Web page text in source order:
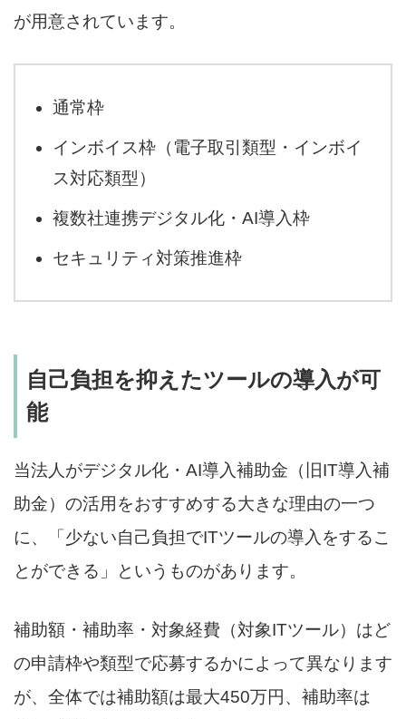
が用意されています。
通常枠
インボイス枠（電子取引類型・インボイ
ス対応類型）
複数社連携デジタル化・AI導入枠
セキュリティ対策推進枠
自己負担を抑えたツールの導入が可
能
当法人がデジタル化・AI導入補助金（旧IT導入補
助金）の活用をおすすめする大きな理由の一つ
に、「少ない自己負担でITツールの導入をするこ
とができる」というものがあります。
補助額・補助率・対象経費（対象ITツール）はど
の申請枠や類型で応募するかによって異なります
が、全体では補助額は最大450万円、補助率は